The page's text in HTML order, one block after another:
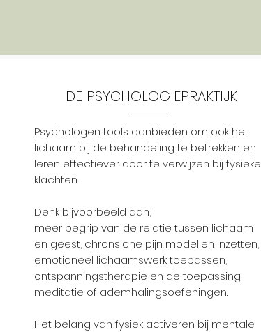
DE PSYCHOLOGIEPRAKTIJK
Psychologen tools aanbieden om ook het
lichaam bij de behandeling te betrekken en
leren effectiever door te verwijzen bij fysieke
klachten.
Denk bijvoorbeeld aan;
meer begrip van de relatie tussen lichaam
en geest, chronsiche pijn modellen inzetten,
emotioneel lichaamswerk toepassen,
ontspanningstherapie en de toepassing
meditatie of ademhalingsoefeningen.
Het belang van fysiek activeren bij mentale